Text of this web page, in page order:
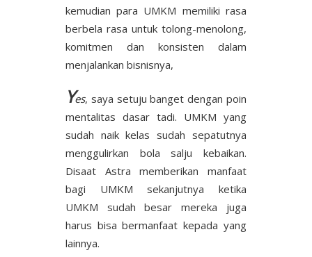
kemudian para UMKM memiliki rasa
berbela rasa untuk tolong-menolong,
komitmen dan konsisten dalam
menjalankan bisnisnya,
Yes, saya setuju banget dengan poin
mentalitas dasar tadi. UMKM yang
sudah naik kelas sudah sepatutnya
menggulirkan bola salju kebaikan.
Disaat Astra memberikan manfaat
bagi UMKM sekanjutnya ketika
UMKM sudah besar mereka juga
harus bisa bermanfaat kepada yang
lainnya.